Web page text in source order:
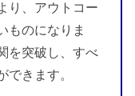
り、アウトコー
ものになりま
を突破し、すべ
できます。